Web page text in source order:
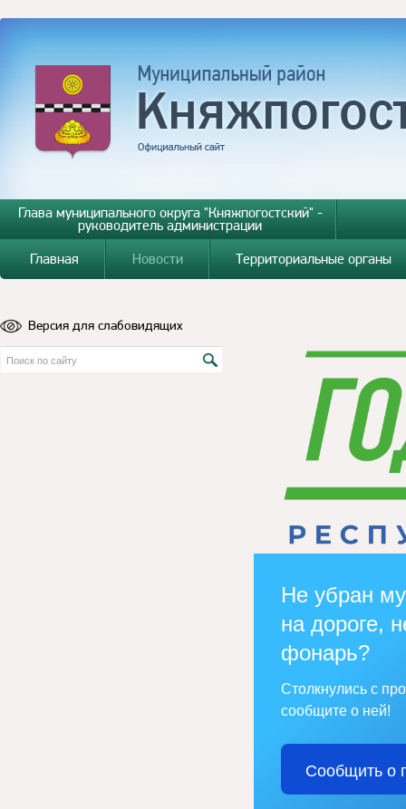
Глава муниципального округа "Княжпогостский" -
руководитель администрации
Главная
Новости Территориальные органы
Версия для слабовидящих
Не убран
на дороге,
фонарь?
Столкнулись с
сообщите о ней!
Сообщить о